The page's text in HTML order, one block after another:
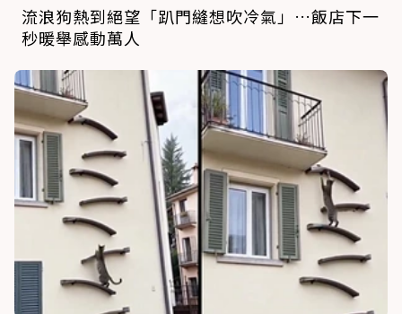
流浪狗熱到絕望「趴門縫想吹冷氣」…飯店下一
秒暖舉感動萬人